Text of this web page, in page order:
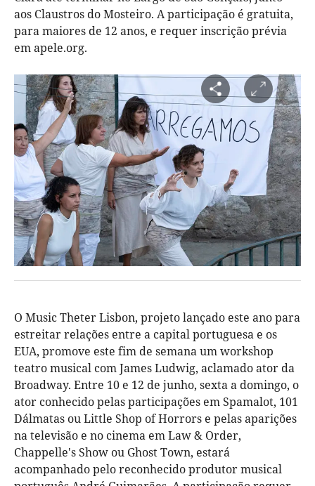
aos Claustros do Mosteiro. A participação é gratuita,
para maiores de 12 anos, e requer inscrição prévia
em apele.org.
O Music Theter Lisbon, projeto lançado este ano para
estreitar relações entre a capital portuguesa e os
EUA, promove este fim de semana um workshop
teatro musical com James Ludwig, aclamado ator da
Broadway. Entre 10 e 12 de junho, sexta a domingo, o
ator conhecido pelas participações em Spamalot, 101
Dálmatas ou Little Shop of Horrors e pelas aparições
na televisão e no cinema em Law & Order,
Chappelle's Show ou Ghost Town, estará
acompanhado pelo reconhecido produtor musical